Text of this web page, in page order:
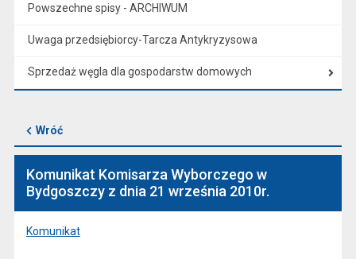
Powszechne spisy - ARCHIWUM
Uwaga przedsiębiorcy-Tarcza Antykryzysowa
Sprzedaż węgla dla gospodarstw domowych
Wróć
Komunikat Komisarza Wyborczego w
Bydgoszczy z dnia 21 września 2010r.
Komunikat